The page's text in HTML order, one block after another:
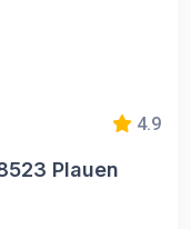
4.9
Plauen